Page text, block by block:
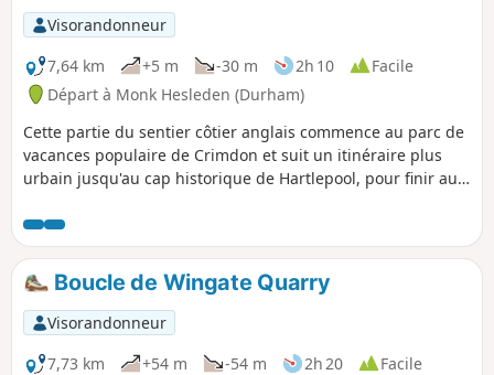
Visorandonneur
7,64 km
+5 m -30 m 2h 10
Facile
Départ à Monk Hesleden (Durham)
Cette partie du sentier côtier anglais commence au parc de
vacances populaire de Crimdon et suit un itinéraire plus
urbain jusqu'au cap historique de Hartlepool, pour finir aux
Boucle de Wingate Quarry
Visorandonneur
7,73 km
+54 m -54 m 2h 20
Facile